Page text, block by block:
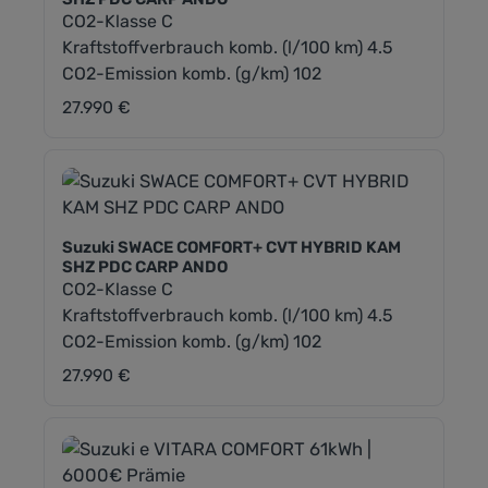
CO2-Klasse C
Kraftstoffverbrauch komb. (l/100 km) 4.5
CO2-Emission komb. (g/km) 102
Regulärer Preis:
27.990 €
Suzuki SWACE COMFORT+ CVT HYBRID KAM
SHZ PDC CARP ANDO
CO2-Klasse C
Kraftstoffverbrauch komb. (l/100 km) 4.5
CO2-Emission komb. (g/km) 102
Regulärer Preis:
27.990 €